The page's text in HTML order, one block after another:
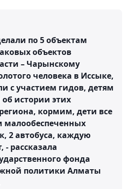
по 5 объектам
объектов
– Чарынскому
человека в Иссыке,
с участием гидов, детям
истории этих
кормим, дети все
малообеспеченных
2 автобуса, каждую
- рассказала
фонда
политики Алматы